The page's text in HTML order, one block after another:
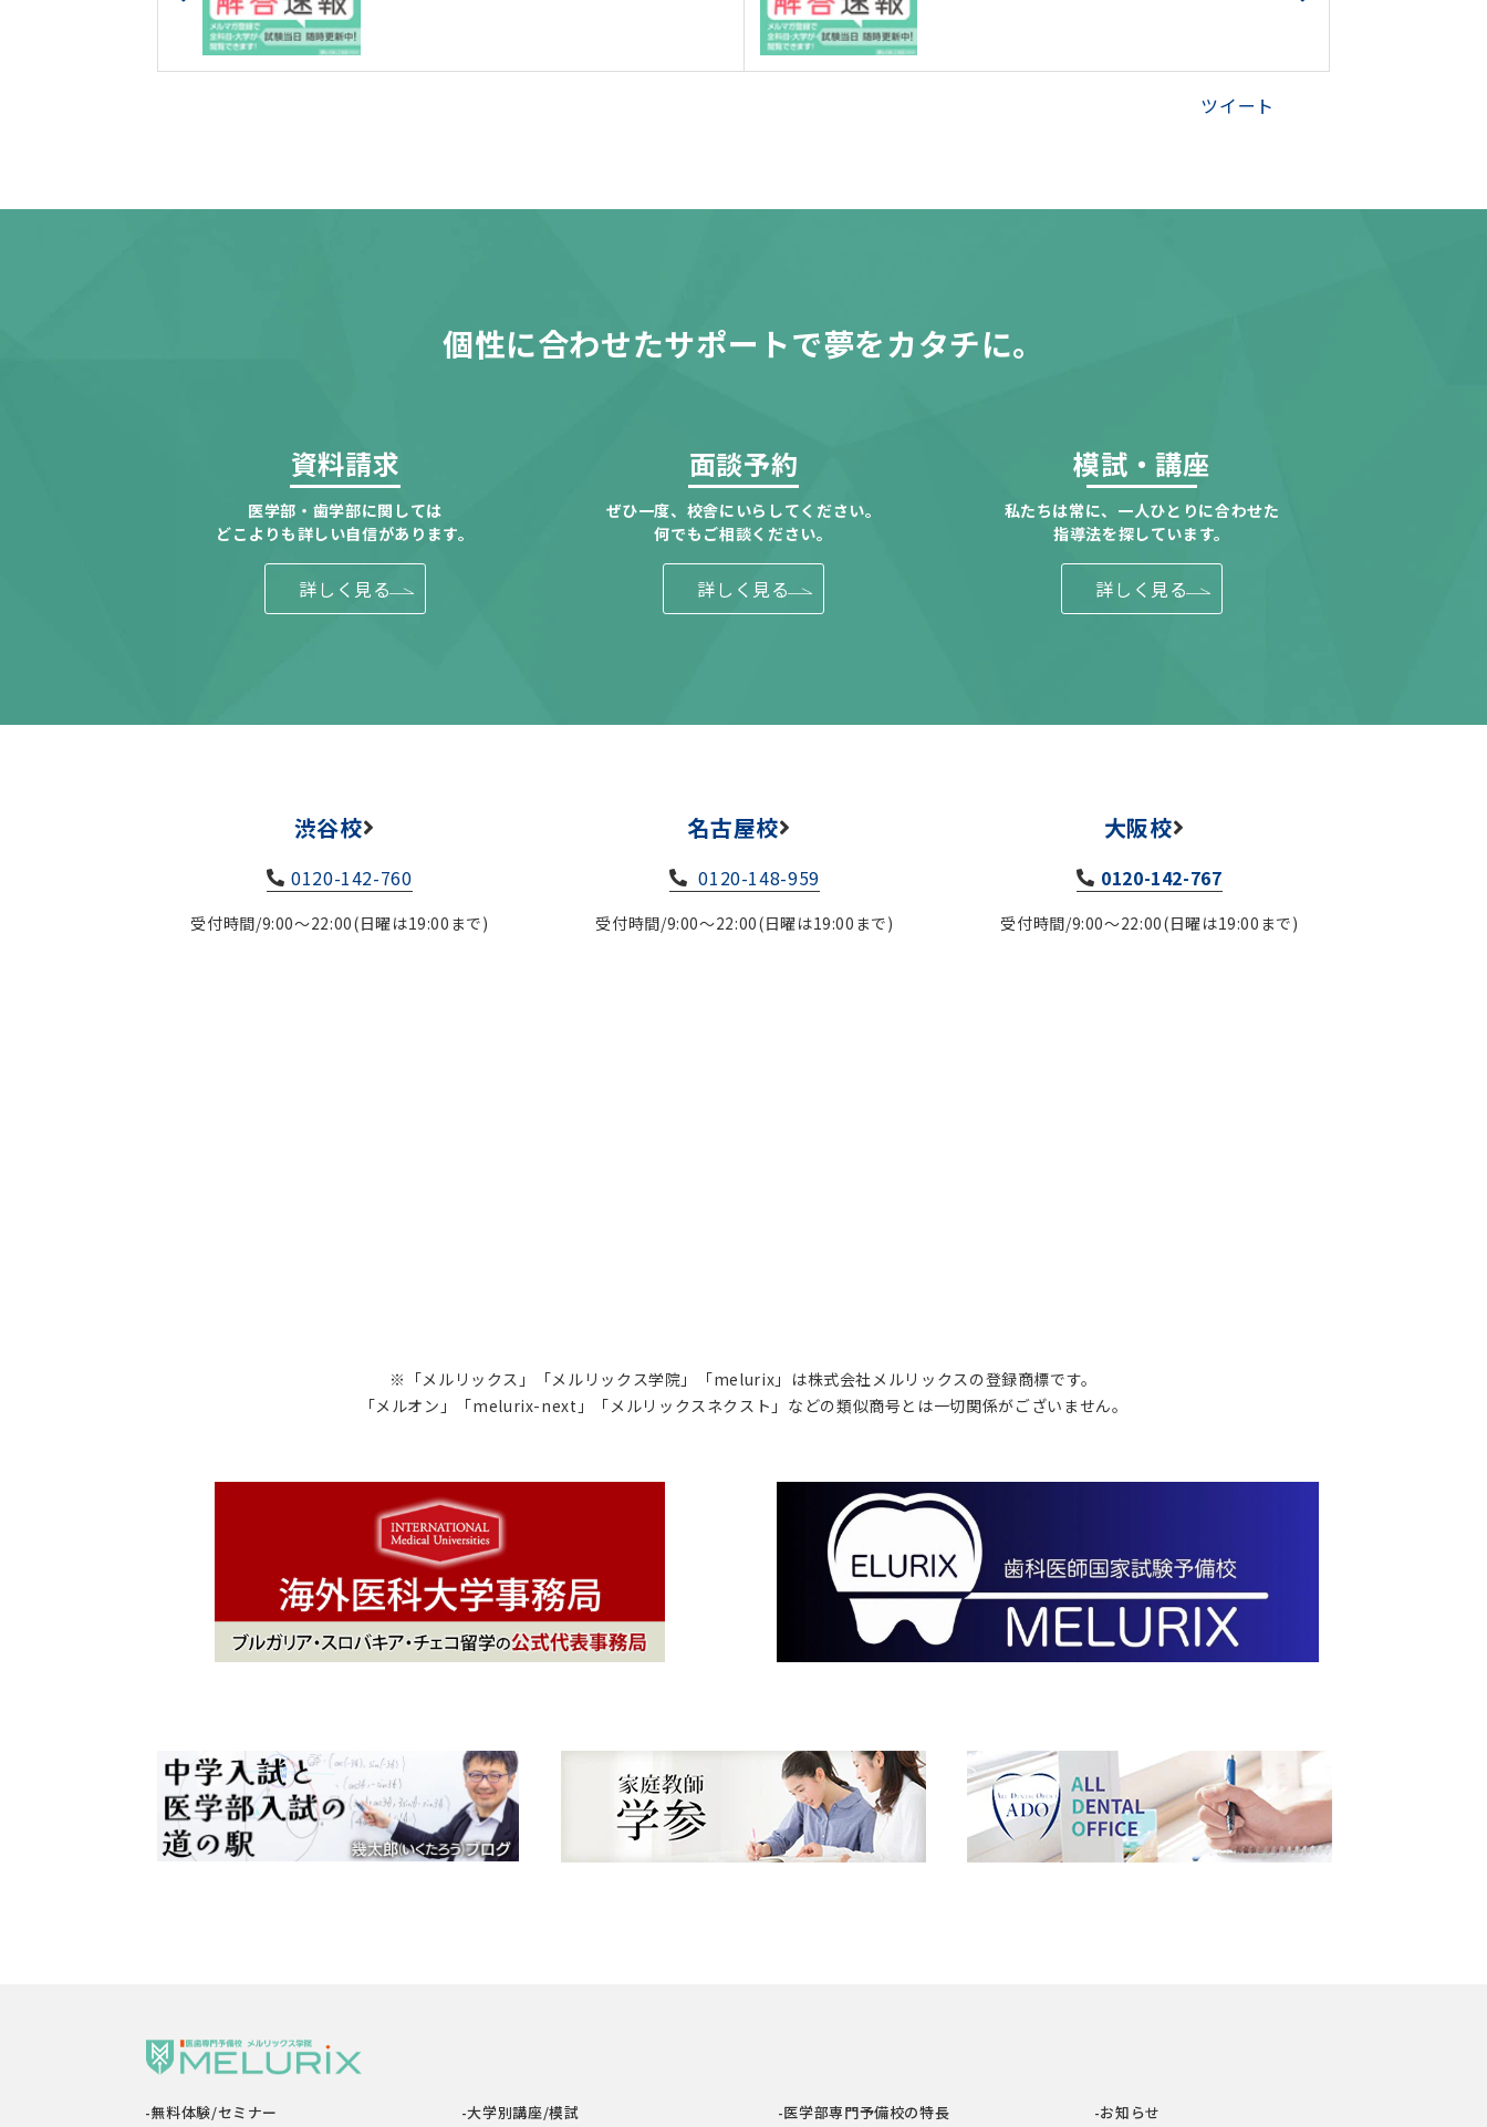
ツイート
個性に合わせたサポートで夢をカタチに。
資料請求
医学部・歯学部に関しては
どこよりも詳しい自信があります。
詳しく見る
面談予約
ぜひ一度、校舎にいらしてください。
何でもご相談ください。
詳しく見る
模試・講座
私たちは常に、一人ひとりに合わせた
指導法を探しています。
詳しく見る
渋谷校
0120-142-760
受付時間/9:00～22:00(日曜は19:00まで)
名古屋校
0120-148-959
受付時間/9:00～22:00(日曜は19:00まで)
大阪校
0120-142-767
受付時間/9:00～22:00(日曜は19:00まで)
※「メルリックス」「メルリックス学院」「melurix」は株式会社メルリックスの登録商標です。
「メルオン」「melurix-next」「メルリックスネクスト」などの類似商号とは一切関係がございません。
-無料体験/セミナー -大学別講座/模試 -医学部専門予備校の特長 -お知らせ